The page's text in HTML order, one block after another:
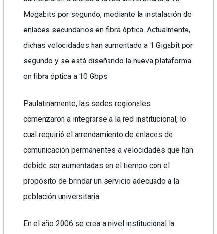
Megabits por segundo, mediante la instalación de
enlaces secundarios en fibra óptica. Actualmente,
dichas velocidades han aumentado a 1 Gigabit por
segundo y se está diseñando la nueva plataforma
en fibra óptica a 10 Gbps.
Paulatinamente, las sedes regionales
comenzaron a integrarse a la red institucional, lo
cual requirió el arrendamiento de enlaces de
comunicación permanentes a velocidades que han
debido ser aumentadas en el tiempo con el
propósito de brindar un servicio adecuado a la
población universitaria.
En el año 2006 se crea a nivel institucional la